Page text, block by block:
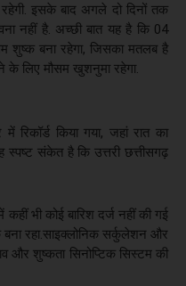
रहेगी. इसके बाद अगले दो दिनों तक
नहीं है. अच्छी बात यह है कि 04
शुष्क बना रहेगा, जिसका मतलब है
के लिए मौसम खुशनुमा रहेगा.
रिकॉर्ड किया गया, जहां रात का
स्पष्ट संकेत है कि उत्तरी छत्तीसगढ़
भी कोई बारिश दर्ज नहीं की गई
रहा.साइक्लोनिक सर्कुलेशन और
और शुष्कता सिनोप्टिक सिस्टम की